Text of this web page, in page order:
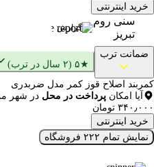
خرید اینترنتی
سنی روم
تبریز
گزارش
ضمانت ترب
★۵ (۲ سال در ترب)
کمربند اصلاح قوز کمر مدل ضربدری
آیا امکان پرداخت در محل در شهر
۳۴۰٫۰۰۰ تومان
خرید اینترنتی
نمایش تمام ۲۲۲ فروشگاه